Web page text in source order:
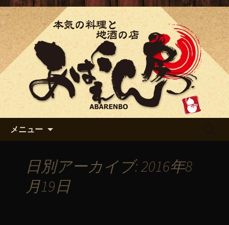
「あばれん房」からのお知ら
せ
「あばれん房」の最新情報
メニュー
日別アーカイブ: 2016年8
月19日